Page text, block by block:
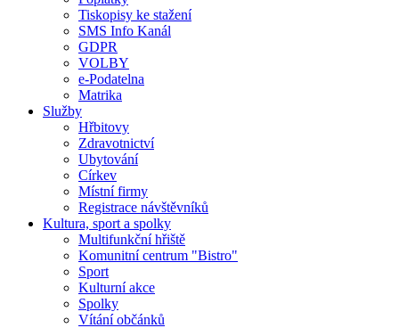
Tiskopisy ke stažení
SMS Info Kanál
GDPR
VOLBY
e-Podatelna
Matrika
Služby
Hřbitovy
Zdravotnictví
Ubytování
Církev
Místní firmy
Registrace návštěvníků
Kultura, sport a spolky
Multifunkční hřiště
Komunitní centrum "Bistro"
Sport
Kulturní akce
Spolky
Vítání občánků